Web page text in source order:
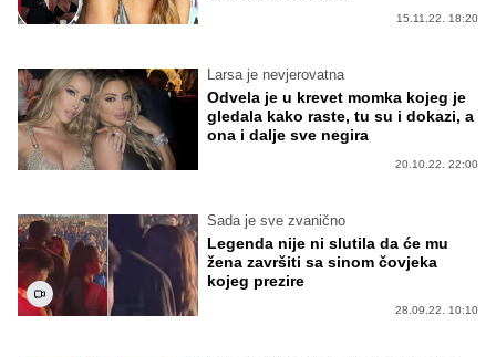
15.11.22. 18:20
Larsa je nevjerovatna
Odvela je u krevet momka kojeg je
gledala kako raste, tu su i dokazi, a
ona i dalje sve negira
20.10.22. 22:00
Sada je sve zvanično
Legenda nije ni slutila da će mu
žena završiti sa sinom čovjeka
kojeg prezire
28.09.22. 10:10